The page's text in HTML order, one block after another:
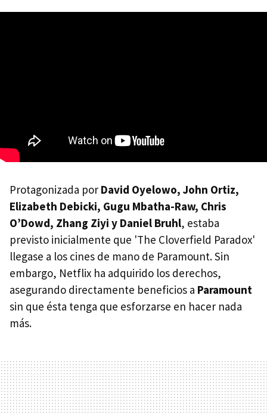
Protagonizada por David Oyelowo, John Ortiz,
Elizabeth Debicki, Gugu Mbatha-Raw, Chris
O’Dowd, Zhang Ziyi y Daniel Bruhl, estaba
previsto inicialmente que 'The Cloverfield Paradox'
llegase a los cines de mano de Paramount. Sin
embargo, Netflix ha adquirido los derechos,
asegurando directamente beneficios a Paramount
sin que ésta tenga que esforzarse en hacer nada
más.